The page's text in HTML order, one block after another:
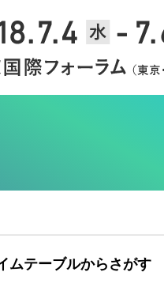
ムテーブルからさがす